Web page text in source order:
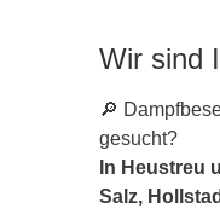
Wir sind
🔎
gesucht?
In Heustreu
Salz,